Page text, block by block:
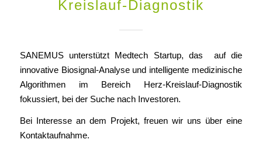
Kreislauf-Diagnostik
SANEMUS unterstützt Medtech Startup, das auf die
innovative Biosignal-Analyse und intelligente medizinische
Algorithmen im Bereich Herz-Kreislauf-Diagnostik
fokussiert, bei der Suche nach Investoren.
Bei Interesse an dem Projekt, freuen wir uns über eine
Kontaktaufnahme.